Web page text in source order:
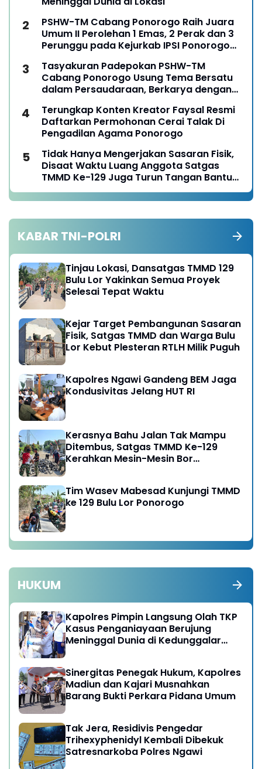
PSHW-TM Cabang Ponorogo Raih Juara
Umum II Perolehan 1 Emas, 2 Perak dan 3
Perunggu pada Kejurkab IPSI Ponorogo
Tasyakuran Padepokan PSHW-TM
Cabang Ponorogo Usung Tema Bersatu
dalam Persaudaraan, Berkarya dengan
Tanggungjawab
Terungkap Konten Kreator Faysal Resmi
Daftarkan Permohonan Cerai Talak Di
Pengadilan Agama Ponorogo
Tidak Hanya Mengerjakan Sasaran Fisik,
Disaat Waktu Luang Anggota Satgas
TMMD Ke-129 Juga Turun Tangan Bantu
Warga Panen Jagung
KABAR TNI-POLRI
Tinjau Lokasi, Dansatgas TMMD 129
Bulu Lor Yakinkan Semua Proyek
Selesai Tepat Waktu
Kejar Target Pembangunan Sasaran
Fisik, Satgas TMMD dan Warga Bulu
Lor Kebut Plesteran RTLH Milik Puguh
Kapolres Ngawi Gandeng BEM Jaga
Kondusivitas Jelang HUT RI
Kerasnya Bahu Jalan Tak Mampu
Ditembus, Satgas TMMD Ke-129
Kerahkan Mesin-Mesin Bor
Tim Wasev Mabesad Kunjungi TMMD
ke 129 Bulu Lor Ponorogo
HUKUM
Kapolres Pimpin Langsung Olah TKP
Kasus Penganiayaan Berujung
Meninggal Dunia di Kedunggalar
Sinergitas Penegak Hukum, Kapolres
Madiun dan Kajari Musnahkan
Barang Bukti Perkara Pidana Umum
Tak Jera, Residivis Pengedar
Trihexyphenidyl Kembali Dibekuk
Satresnarkoba Polres Ngawi